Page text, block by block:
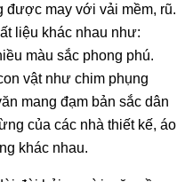
được may với vải mềm, rũ.
liệu khác nhau như:
màu sắc phong phú.
vật như chim phụng
mang đạm bản sắc dân
của các nhà thiết kế, áo
khác nhau.